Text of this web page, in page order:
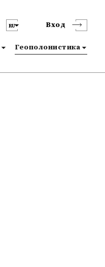
RU Вход
Геополонистика